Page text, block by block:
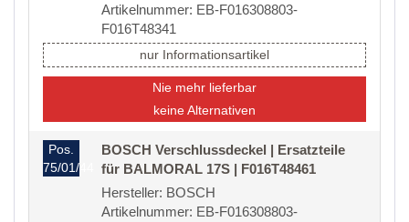
Artikelnummer: EB-F016308803-
F016T48341
nur Informationsartikel
Nie mehr lieferbar
keine Alternativen
Pos.
75/01/44
BOSCH Verschlussdeckel | Ersatzteile
für BALMORAL 17S | F016T48461
Hersteller: BOSCH
Artikelnummer: EB-F016308803-